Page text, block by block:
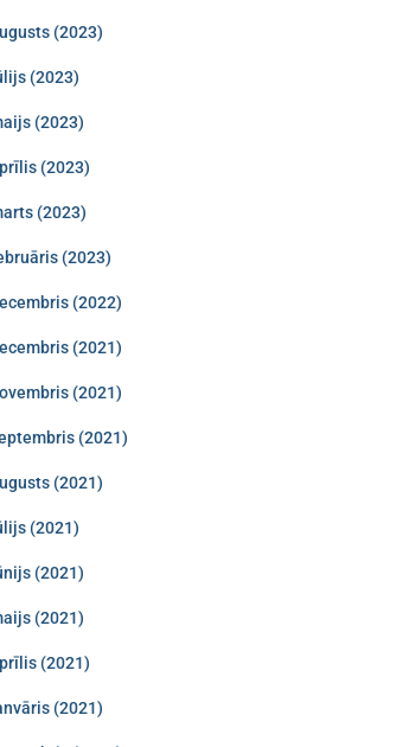
(2023)
(2023)
(2023)
(2023)
(2023)
(2023)
(2022)
(2021)
(2021)
(2021)
(2021)
(2021)
(2021)
(2021)
(2021)
(2021)